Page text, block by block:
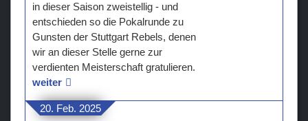
in dieser Saison zweistellig - und
entschieden so die Pokalrunde zu
Gunsten der Stuttgart Rebels, denen
wir an dieser Stelle gerne zur
verdienten Meisterschaft gratulieren.
weiter
20. Feb. 2025